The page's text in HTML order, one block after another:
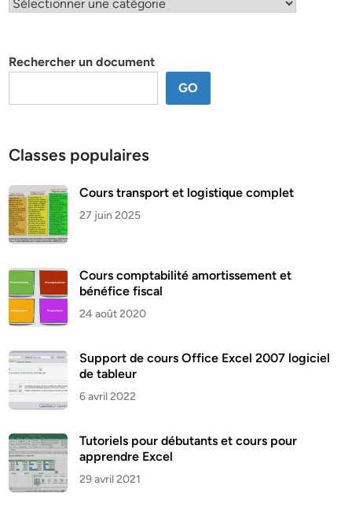
Rechercher un document
GO
Classes populaires
Cours transport et logistique complet
27 juin 2025
Cours comptabilité amortissement et
bénéfice fiscal
24 août 2020
Support de cours Office Excel 2007 logiciel
de tableur
6 avril 2022
Tutoriels pour débutants et cours pour
apprendre Excel
29 avril 2021